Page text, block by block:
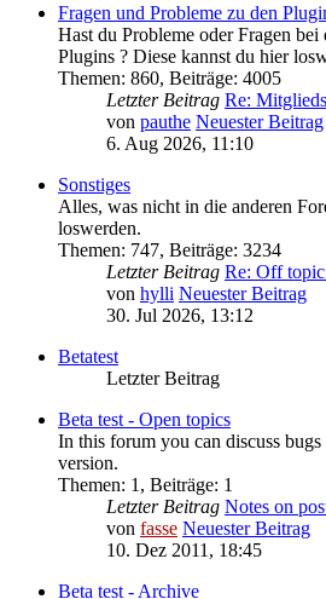
Fragen und Probleme zu den
Hast du Probleme oder Fragen
Plugins ? Diese kannst du hier
Themen: 860, Beiträge: 4005
Letzter Beitrag Re:
von pauthe Neuester Beitrag
6. Aug 2026, 11:10
Sonstiges
Alles, was nicht in die anderen
loswerden.
Themen: 747, Beiträge: 3234
Letzter Beitrag Re: Off
von hylli Neuester Beitrag
30. Jul 2026, 13:12
Betatest
Letzter Beitrag
Beta test - Open topics
In this forum you can discuss
version.
Themen: 1 , Beiträge: 1
Letzter Beitrag Notes on
von fasse Neuester Beitrag
10. Dez 2011, 18:45
Beta test - Archive